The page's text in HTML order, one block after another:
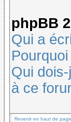
phpBB 2
Qui a
Qui
à ce
Revenir en haut de page